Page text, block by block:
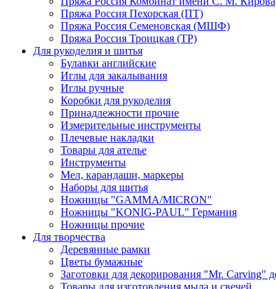
Пряжа Россия Пехорская (ПТ)
Пряжа Россия Семеновская (МШФ)
Пряжа Россия Троицкая (ТР)
Для рукоделия и шитья
Булавки английские
Иглы для закалывания
Иглы ручные
Коробки для рукоделия
Принадлежности прочие
Измерительные инструменты
Плечевые накладки
Товары для ателье
Инструменты
Мел, карандаши, маркеры
Наборы для шитья
Ножницы "GAMMA/MICRON"
Ножницы "KONIG-PAUL" Германия
Ножницы прочие
Для творчества
Деревянные рамки
Цветы бумажные
Заготовки для декорирования "Mr. Carving"
Товары для изготовления мыла и свечей